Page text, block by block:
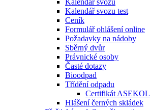
Kalendář svozu
Kalendář svozu test
Ceník
Formulář ohlášení online
Požadavky na nádoby
Sběrný dvůr
Právnické osoby
Časté dotazy
Bioodpad
Třídění odpadu
Certifikát ASEKOL
Hlášení černých skládek